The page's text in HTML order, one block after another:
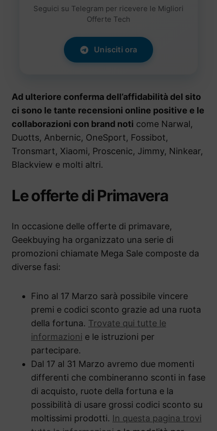
Seguici su Telegram per ricevere le Migliori
Offerte Tech
Unisciti ora
Ad ulteriore conferma dell’affidabilità del sito
ci sono le tante recensioni online positive e le
collaborazioni con brand noti come Narwal,
Duotts, Anbernic, OneSport, Fossibot,
Tronsmart, Xiaomi, Proscenic, Jimmy, Ninkear,
Blackview e molti altri.
Le offerte di Primavera
In occasione delle offerte di primavare,
Geekbuying ha organizzato una serie di
promozioni chiamate Mega Sale composte da
diverse fasi:
Fino al 17 Marzo sarà possibile vincere
premi e codici sconto grazie ad una ruota
della fortuna. Trovate qui tutte le
informazioni e le istruzioni per
partecipare.
Dal 17 al 31 Marzo avremo due momenti
differenti che combineranno sconti in fase
di acquisto, ruote della fortuna e la
possibilità di usare grossi codici sconto su
moltissimi prodotti. In questa pagina trovi